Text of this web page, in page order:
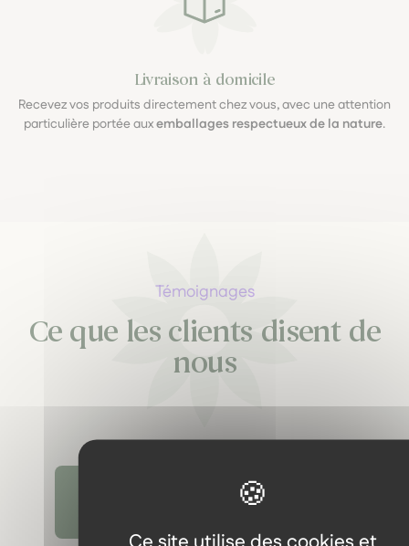
Livraison à domicile
Recevez vos produits directement chez vous, avec une attention
particulière portée auxemballages respectueux de la nature.
Témoignages
Ce que les clients disent de
nous
Découvrir tous les témoignages